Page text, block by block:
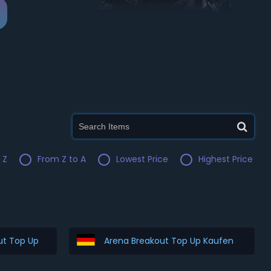
From Z to A Lowest Price Highest Price
Top Up Arena Breakout Top Up Kaufen